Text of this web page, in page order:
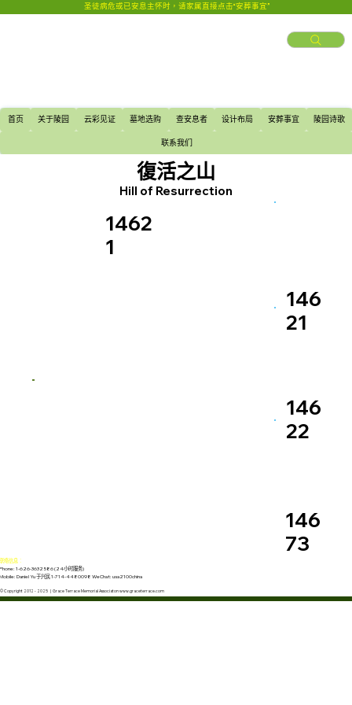
圣徒病危或已安息主怀时，请家属直接点击“安葬事宜”
首页 关于陵园 云彩见证 墓地选购 查安息者 设计布局 安葬事宜 陵园诗歌
联系我们
復活之山
Hill of Resurrection
1462
1
146
21
146
22
146
73
联络信息：
Phone: 1-626-3632586 (24小时服务)
Mobile: Daniel Yu 于兴民 1-714-4480098 WeChat: usa2100china
© Copyright 2012 - 2025 | Grace Terrace Memorial Associaton www.graceterrace.com